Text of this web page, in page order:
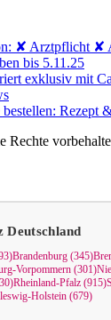
✘ Arztpflicht ✘
bis 5.11.25
exklusiv mit
Rezept
Rechte
Deutschland
Brandenburg (345)
Vorpommern (301)
Rheinland-Pfalz (915)
Holstein (679)